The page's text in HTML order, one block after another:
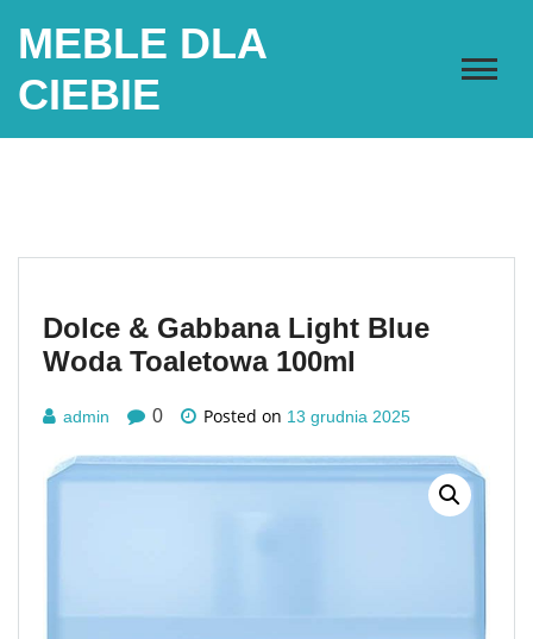
MEBLE DLA
CIEBIE
Dolce & Gabbana Light Blue
Woda Toaletowa 100ml
admin 0 Posted on 13 grudnia 2025